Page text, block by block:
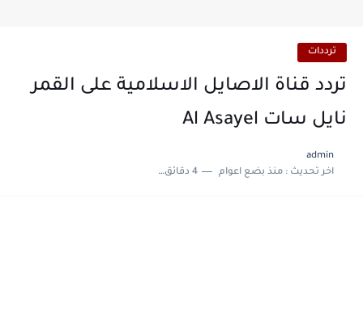
ترددات
تردد قناة الاصايل الاسلامية على القمر
نايل سات Al Asayel
admin
اخر تحديث :منذ بضع اعوام 4 دقائق للقراءة